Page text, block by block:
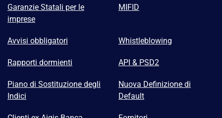
Garanzie Statali per le
imprese
MIFID
Avvisi obbligatori Whistleblowing
Rapporti dormienti API & PSD2
Piano di Sostituzione degli
Indici
Nuova Definizione di
Default